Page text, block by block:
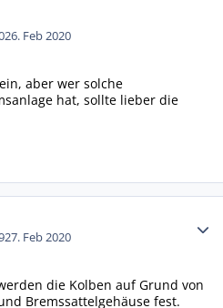
26. Feb 2020
aber wer solche
hat, sollte lieber die
27. Feb 2020
die Kolben auf Grund von
Bremssattelgehäuse fest.